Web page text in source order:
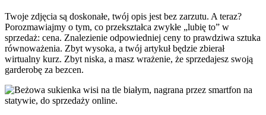
Twoje zdjęcia są doskonałe, twój opis jest bez zarzutu. A teraz?
Porozmawiajmy o tym, co przekształca zwykłe „lubię to” w
sprzedaż: cena. Znalezienie odpowiedniej ceny to prawdziwa sztuka
równoważenia. Zbyt wysoka, a twój artykuł będzie zbierał
wirtualny kurz. Zbyt niska, a masz wrażenie, że sprzedajesz swoją
garderobę za bezcen.